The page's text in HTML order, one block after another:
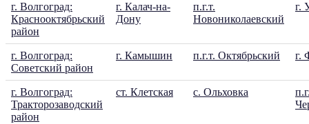
г. Волгоград:
Краснооктябрьский
район
г. Калач-на-
Дону
п.г.т.
Новониколаевский
г.
г. Волгоград:
Советский район
г. Камышин п.г.т. Октябрьский г.
г. Волгоград:
Тракторозаводский
район
ст. Клетская с. Ольховка